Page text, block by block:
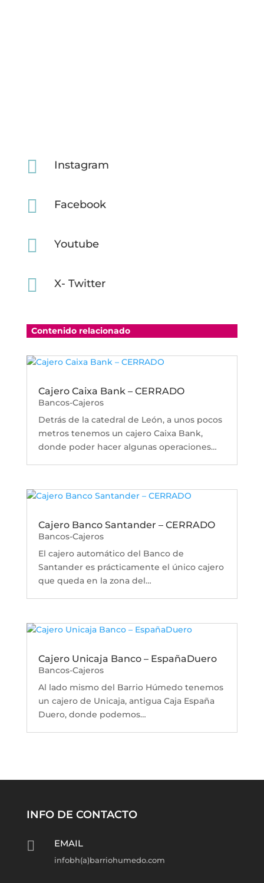
 Instagram
 Facebook
 Youtube
 X- Twitter
Contenido relacionado
Cajero Caixa Bank – CERRADO
Bancos-Cajeros
Detrás de la catedral de León, a unos pocos
metros tenemos un cajero Caixa Bank,
donde poder hacer algunas operaciones…
Cajero Banco Santander – CERRADO
Bancos-Cajeros
El cajero automático del Banco de
Santander es prácticamente el único cajero
que queda en la zona del…
Cajero Unicaja Banco – EspañaDuero
Bancos-Cajeros
Al lado mismo del Barrio Húmedo tenemos
un cajero de Unicaja, antigua Caja España
Duero, donde podemos…
INFO DE CONTACTO
 EMAIL
infobh(a)barriohumedo.com